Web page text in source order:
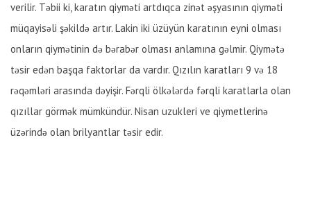
verilir. Təbii ki, karatın qiyməti artdıqca zinət əşyasının qiyməti
müqayisəli şəkildə artır. Lakin iki üzüyün karatının eyni olması
onların qiymətinin də bərabər olması anlamına gəlmir. Qiymətə
təsir edən başqa faktorlar da vardır. Qızılın karatları 9 və 18
rəqəmləri arasında dəyişir. Fərqli ölkələrdə fərqli karatlarla olan
qızıllar görmək mümkündür. Nisan uzukleri ve qiymetlerinə
üzərində olan brilyantlar təsir edir.